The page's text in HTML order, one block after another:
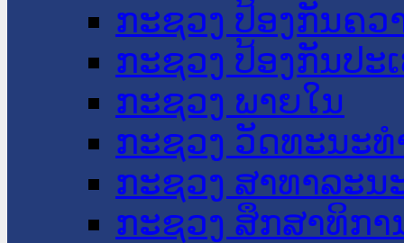
ກະຊວງ ປ້ອງກັນຄວ
ກະຊວງ ປ້ອງກັນປະ
ກະຊວງ ພາຍໃນ
ກະຊວງ ວັດທະນະ
ກະຊວງ ສາທາລະນ
ກະຊວງ ສຶກສາທິກາ